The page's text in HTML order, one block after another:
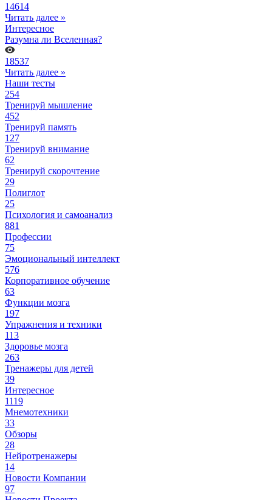
14614
Читать далее »
Интересное
Разумна ли Вселенная?
18537
Читать далее »
Наши тесты
254
Тренируй мышление
452
Тренируй память
127
Тренируй внимание
62
Тренируй скорочтение
29
Полиглот
25
Психология и самоанализ
881
Профессии
75
Эмоциональный интеллект
576
Корпоративное обучение
63
Функции мозга
197
Упражнения и техники
113
Здоровье мозга
263
Тренажеры для детей
39
Интересное
1119
Мнемотехники
33
Обзоры
28
Нейротренажеры
14
Новости Компании
97